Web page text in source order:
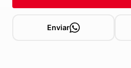
Enviar